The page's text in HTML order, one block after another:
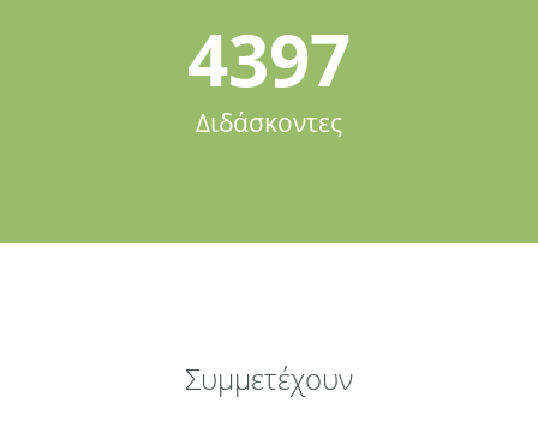
4397
Διδάσκοντες
Συμμετέχουν